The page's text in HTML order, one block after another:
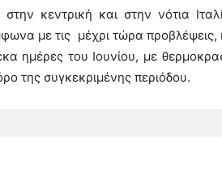
κεντρική και στην νότια
με τις μέχρι τώρα προβλέψεις,
ημέρες του Ιουνίου, με
της συγκεκριμένης περιόδου.